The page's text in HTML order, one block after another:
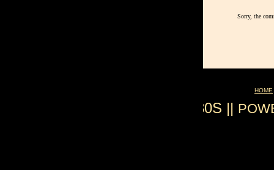
Sorry, the
HOME
0.030S ||